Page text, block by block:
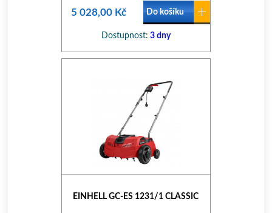
5 028,00 Kč Do košíku
Dostupnost: 3 dny
EINHELL GC-ES 1231/1 CLASSIC